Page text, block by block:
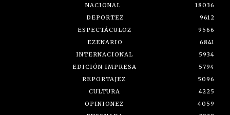
NACIONAL
18036
DEPORTEZ
9612
ESPECTÁCULOZ
9566
EZENARIO
6841
INTERNACIONAL
5934
EDICIÓN IMPRESA
5794
REPORTAJEZ
5096
CULTURA
4225
OPINIONEZ
4059